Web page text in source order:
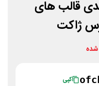
20 درصدی قالب های
ژاکت
کپی